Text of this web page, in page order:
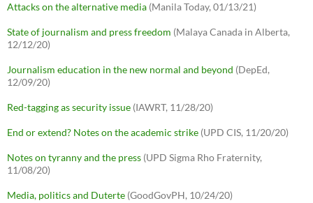
Attacks on the alternative media (Manila Today, 01/13/21)
State of journalism and press freedom (Malaya Canada in Alberta,
12/12/20)
Journalism education in the new normal and beyond (DepEd,
12/09/20)
Red-tagging as security issue (IAWRT, 11/28/20)
End or extend? Notes on the academic strike (UPD CIS, 11/20/20)
Notes on tyranny and the press (UPD Sigma Rho Fraternity,
11/08/20)
Media, politics and Duterte (GoodGovPH, 10/24/20)